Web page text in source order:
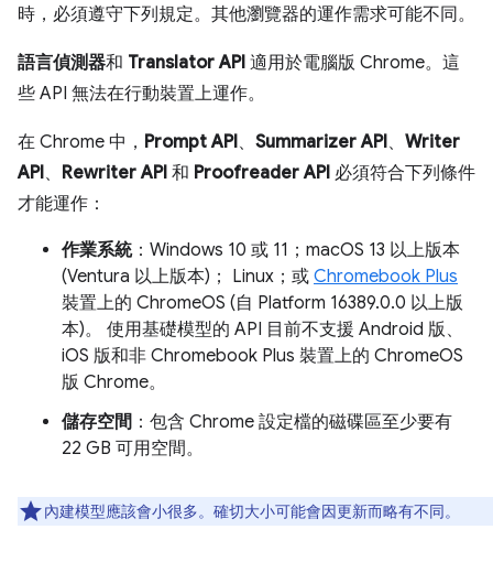
時，必須遵守下列規定。其他瀏覽器的運作需求可能不同。
語言偵測器和 Translator API 適用於電腦版 Chrome。這
些 API 無法在行動裝置上運作。
在 Chrome 中， Prompt API、 Summarizer API、 Writer
API、 Rewriter API 和 Proofreader API 必須符合下列條件
才能運作：
作業系統：Windows 10 或 11；macOS 13 以上版本
(Ventura 以上版本)； Linux；或 Chromebook Plus
裝置上的 ChromeOS (自 Platform 16389.0.0 以上版
本)。 使用基礎模型的 API 目前不支援 Android 版、
iOS 版和非 Chromebook Plus 裝置上的 ChromeOS
版 Chrome。
儲存空間 ：包含 Chrome 設定檔的磁碟區至少要有
22 GB 可用空間。
內建模型應該會小很多。確切大小可能會因更新而略有不同。